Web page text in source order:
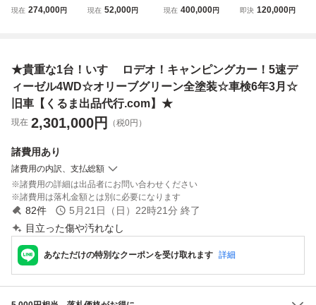
キャンピングカ
ます サイドオー
ニング付き！!
現在 274,000円
VFR69F 4JG2 デ
リー希少車キャン
ピングカー移動販
売車に
現在 52,000円
ハイエースワゴン
年10月29日まで
現状引き渡し★
現在 400,000円
A63T 4WD 5MT
出品
即決 120,000円
★貴重な1台！いすゞ ロデオ！キャンピングカー！5速デ
ィーゼル4WD☆オリーブグリーン全塗装☆車検6年3月☆
旧車【くるま出品代行.com】★
現在 2,301,000円 （税0円）
諸費用あり
諸費用の内訳、支払総額
諸費用の詳細は出品者にお問い合わせください
諸費用は落札金額とは別に必要になります
82件 5月21日（日）22時21分 終了
目立った傷や汚れなし
あなただけの特別なクーポンを受け取れます 詳細